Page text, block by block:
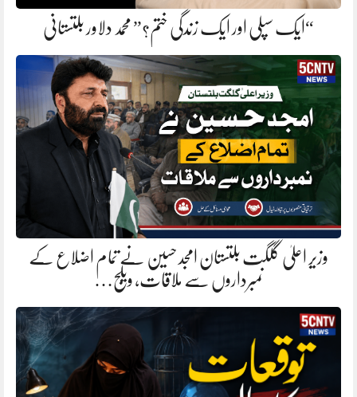
“ایک سپلی اور ایک زندگی ختم؟” محمد دلاور بلتستانی
وزیر اعلیٰ گلگت بلتستان امجد حسین نے تمام اضلاع کے
نمبرداروں سے ملاقات، ویلج…